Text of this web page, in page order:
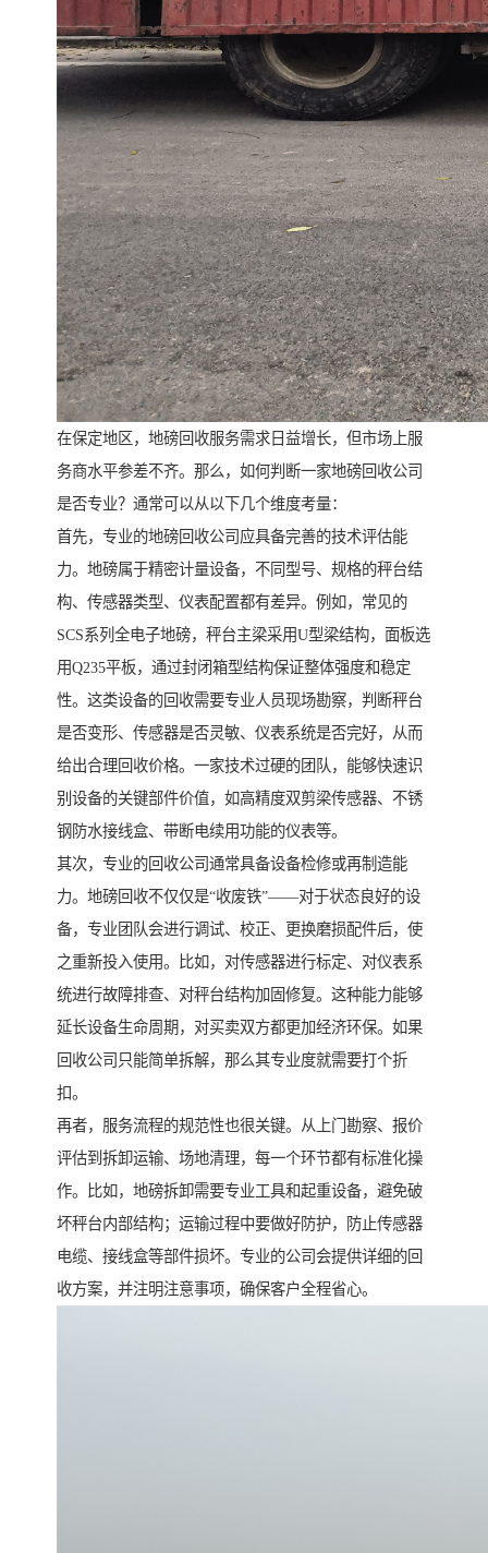
在保定地区，地磅回收服务需求日益增长，但市场上服
务商水平参差不齐。那么，如何判断一家地磅回收公司
是否专业？通常可以从以下几个维度考量：
首先，专业的地磅回收公司应具备完善的技术评估能
力。地磅属于精密计量设备，不同型号、规格的秤台结
构、传感器类型、仪表配置都有差异。例如，常见的
SCS系列全电子地磅，秤台主梁采用U型梁结构，面板选
用Q235平板，通过封闭箱型结构保证整体强度和稳定
性。这类设备的回收需要专业人员现场勘察，判断秤台
是否变形、传感器是否灵敏、仪表系统是否完好，从而
给出合理回收价格。一家技术过硬的团队，能够快速识
别设备的关键部件价值，如高精度双剪梁传感器、不锈
钢防水接线盒、带断电续用功能的仪表等。
其次，专业的回收公司通常具备设备检修或再制造能
力。地磅回收不仅仅是“收废铁”——对于状态良好的设
备，专业团队会进行调试、校正、更换磨损配件后，使
之重新投入使用。比如，对传感器进行标定、对仪表系
统进行故障排查、对秤台结构加固修复。这种能力能够
延长设备生命周期，对买卖双方都更加经济环保。如果
回收公司只能简单拆解，那么其专业度就需要打个折
扣。
再者，服务流程的规范性也很关键。从上门勘察、报价
评估到拆卸运输、场地清理，每一个环节都有标准化操
作。比如，地磅拆卸需要专业工具和起重设备，避免破
坏秤台内部结构；运输过程中要做好防护，防止传感器
电缆、接线盒等部件损坏。专业的公司会提供详细的回
收方案，并注明注意事项，确保客户全程省心。